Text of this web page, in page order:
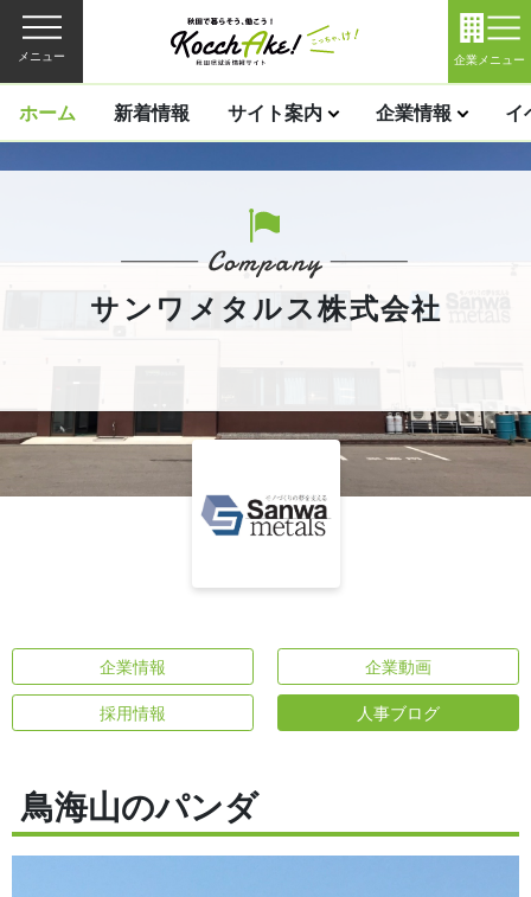
メニュー 企業メニュー
ホーム 新着情報 サイト案内 企業情報 イ
サンワメタルス株式会社
企業情報 企業動画
採用情報 人事ブログ
鳥海山のパンダ